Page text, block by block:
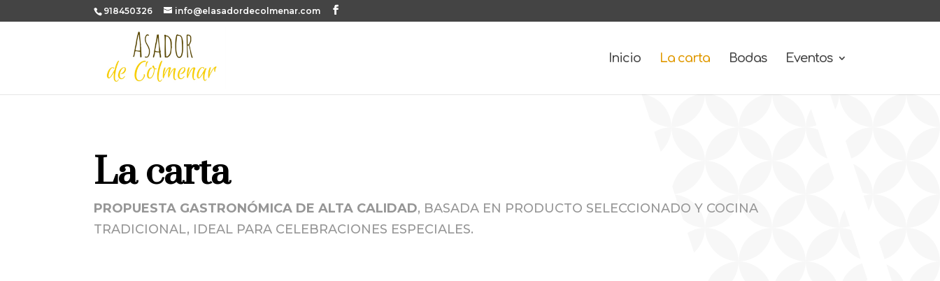
918450326 info@elasadordecolmenar.com
Inicio La carta Bodas Eventos
La carta
PROPUESTA GASTRONÓMICA DE ALTA CALIDAD, BASADA EN PRODUCTO SELECCIONADO Y COCINA
TRADICIONAL, IDEAL PARA CELEBRACIONES ESPECIALES.